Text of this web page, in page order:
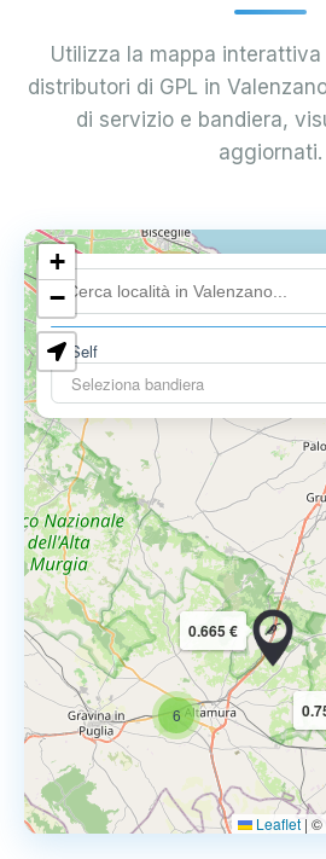
Utilizza la mappa
distributori di GPL in
di servizio e bandiera,
aggiornati.
Self
Seleziona bandiera
4
6
0.665 €
+
−
Leaflet | ©